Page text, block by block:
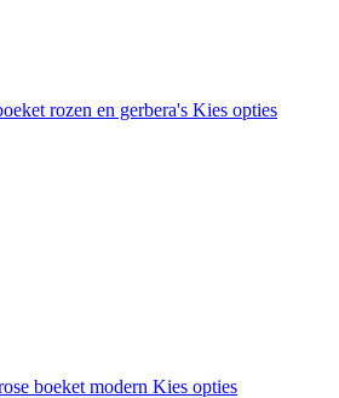
rozen en gerbera's Kies opties
boeket modern Kies opties